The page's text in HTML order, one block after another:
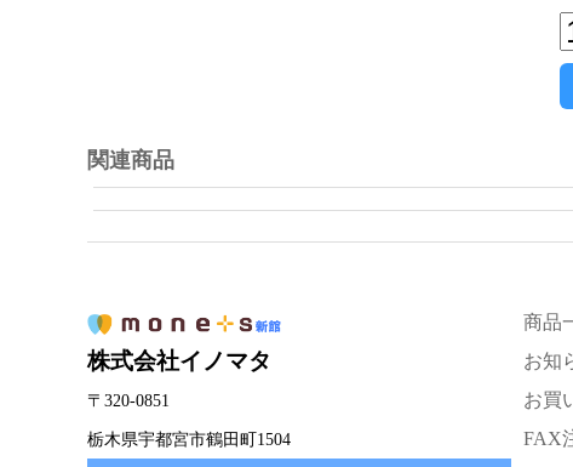
関連商品
株式会社イノマタ
〒320-0851
栃木県宇都宮市鶴田町1504
商品
お知
お買
FAX